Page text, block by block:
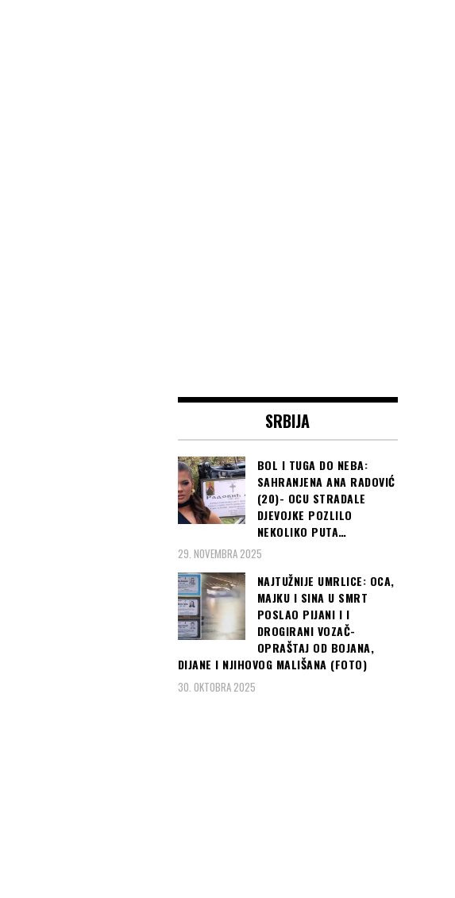
SRBIJA
BOL I TUGA DO NEBA:
SAHRANJENA ANA RADOVIĆ
(20)- OCU STRADALE
DJEVOJKE POZLILO
NEKOLIKO PUTA…
29. NOVEMBRA 2025
NAJTUŽNIJE UMRLICE: OCA,
MAJKU I SINA U SMRT
POSLAO PIJANI I I
DROGIRANI VOZAČ-
OPRAŠTAJ OD BOJANA,
DIJANE I NJIHOVOG MALIŠANA (FOTO)
30. OKTOBRA 2025